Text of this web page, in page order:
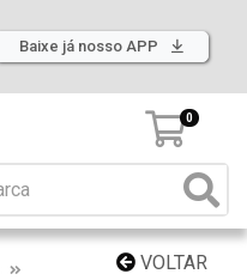
Baixe já nosso APP
0
VOLTAR